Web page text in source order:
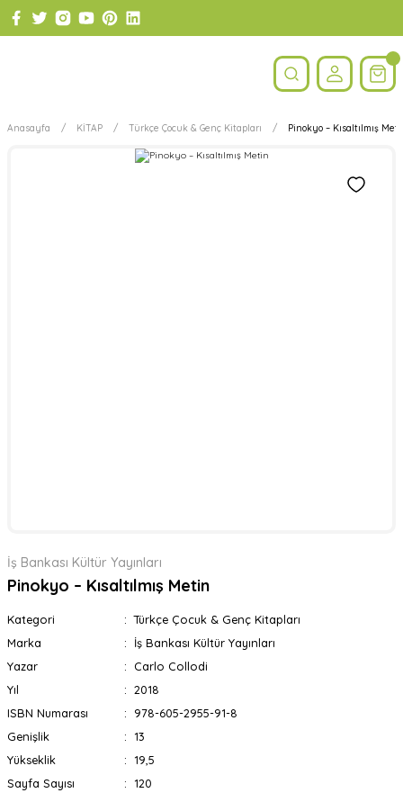
Anasayfa KİTAP Türkçe Çocuk & Genç Kitapları Pinokyo – Kısaltılmış
İş Bankası Kültür Yayınları
Pinokyo – Kısaltılmış Metin
Kategori
Türkçe Çocuk & Genç Kitapları
Marka
İş Bankası Kültür Yayınları
Yazar
Carlo Collodi
Yıl
2018
ISBN Numarası
978-605-2955-91-8
Genişlik
13
Yükseklik
19,5
Sayfa Sayısı
120